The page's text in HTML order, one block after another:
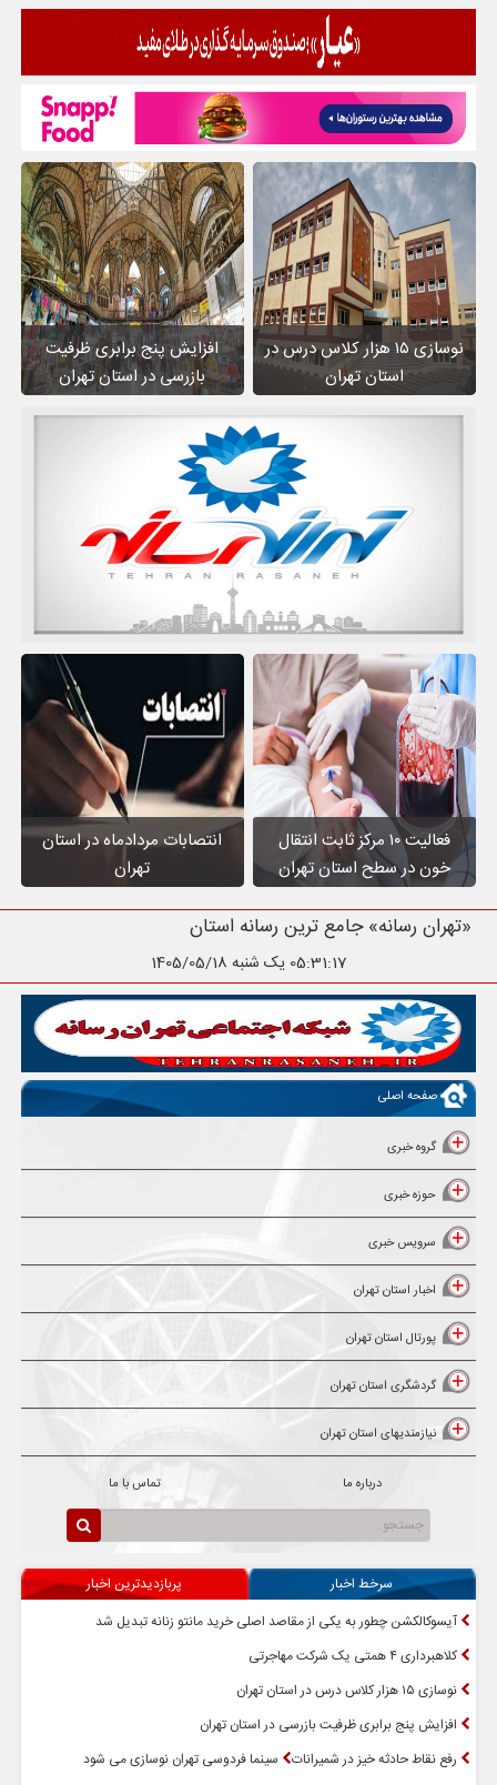
نوسازی ۱۵ هزار کلاس درس در
استان تهران
افزایش پنج برابری ظرفیت
بازرسی در استان تهران
فعالیت ۱۰ مرکز ثابت انتقال
خون در سطح استان تهران
انتصابات مردادماه در استان
تهران
«تهران رسانه» جامع ترین رسانه استان تهران
05:31:18 یک شنبه 1405/05/18
صفحه اصلی
گروه خبری
حوزه خبری
سرویس خبری
اخبار استان تهران
پورتال استان تهران
گردشگری استان تهران
نیازمندیهای استان تهران
درباره ما تماس با ما
سرخط اخبار
پربازدیدترین اخبار
آیسوکالکشن چطور به یکی از مقاصد اصلی خرید مانتو زنانه تبدیل شد
کلاهبرداری ۴ همتی یک شرکت مهاجرتی
نوسازی ۱۵ هزار کلاس درس در استان تهران
افزایش پنج برابری ظرفیت بازرسی در استان تهران
رفع نقاط حادثه خیز در شمیرانات
سینما فردوسی تهران نوسازی می شود